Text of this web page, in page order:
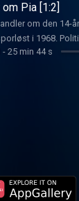
Pia [1:2]
om den 14-
i 1968.
og
Lyddesign:
- 25 min 44 s